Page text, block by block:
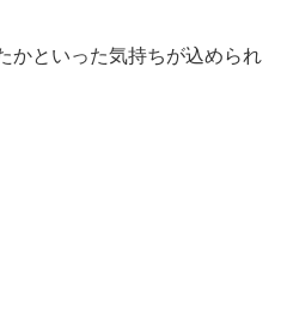
かといった気持ちが込められ